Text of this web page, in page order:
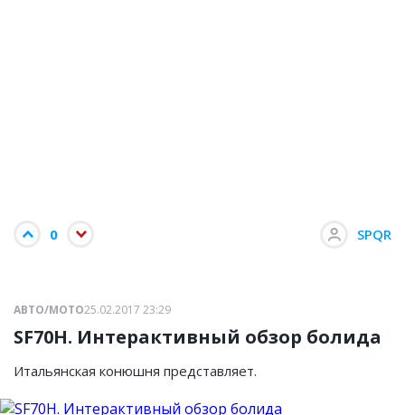
0 SPQR
АВТО/МОТО25.02.2017 23:29
SF70H. Интерактивный обзор болида
Итальянская конюшня представляет.